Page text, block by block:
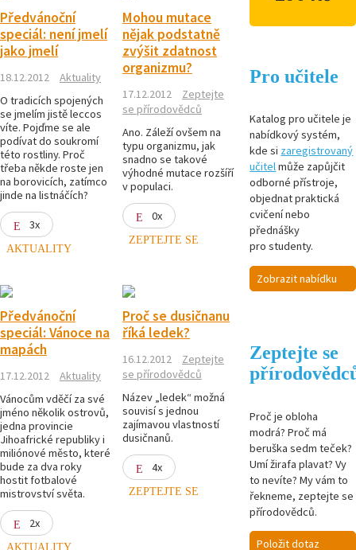
Předvánoční
speciál: není jmelí
jako jmelí
18.12.2012
Aktuality
O tradicích spojených
se jmelím jistě leccos
víte. Pojďme se ale
podívat do soukromí
této rostliny. Proč
třeba někde roste jen
na borovicích, zatímco
jinde na listnáčích?
3x
AKTUALITY
Mohou mutace
nějak podstatně
zvýšit zdatnost
organizmu?
17.12.2012
Zeptejte
se přírodovědců
Ano. Záleží ovšem na
typu organizmu, jak
snadno se takové
výhodné mutace rozšíří
v populaci.
0x
ZEPTEJTE SE
Předvánoční
speciál: Vánoce na
mapách
17.12.2012
Aktuality
Vánocům vděčí za své
jméno několik ostrovů,
jedna provincie
Jihoafrické republiky i
miliónové město, které
bude za dva roky
hostit fotbalové
mistrovství světa.
2x
AKTUALITY
Proč se dusičnanu
říká ledek?
16.12.2012
Zeptejte
se přírodovědců
Název „ledek“ možná
souvisí s jednou
zajímavou vlastností
dusičnanů.
4x
ZEPTEJTE SE
Pro učitele
Katalog pro učitele je
nabídkový systém,
kde si zaregistrovaný
učitelmůže zapůjčit
odborné přístroje,
objednat praktická
cvičení nebo
přednášky
pro studenty.
Zobrazit nabídku
Zeptejte se
Proč je obloha
modrá? Proč má
beruška sedm teček?
Umí žirafa plavat? Vy
to nevíte? My vám to
řekneme, zeptejte se
přírodovědců.
Položit dotaz